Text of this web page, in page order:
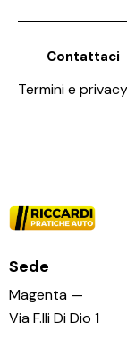
Termini e privacy
Sede
Magenta —
Via F.lli Di Dio 1